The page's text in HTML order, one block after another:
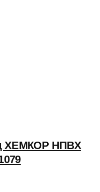
ХЕМКОР НПВХ